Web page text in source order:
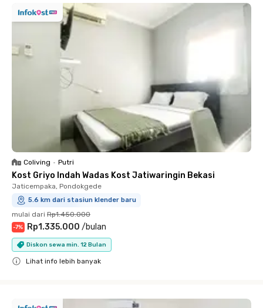
Coliving • Putri
Kost Griyo Indah Wadas Kost Jatiwaringin Bekasi
Jaticempaka, Pondokgede
5.6 km dari stasiun klender baru
mulai dari Rp1.450.000
-7% Rp1.335.000 /bulan
Diskon sewa min. 12 Bulan
Lihat info lebih banyak